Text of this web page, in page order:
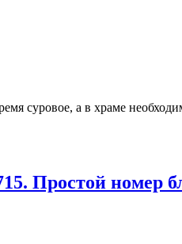
суровое, а в храме
Простой номер